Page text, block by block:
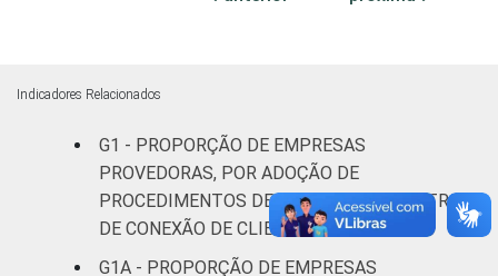
5.000
acessos
a menos
72 13
Indicadores Relacionados
G1 - PROPORÇÃO DE EMPRESAS
PROVEDORAS, POR ADOÇÃO DE
PROCEDIMENTOS DE GUARDA DE REGISTROS
DE CONEXÃO DE CLIENTES
G1A - PROPORÇÃO DE EMPRESAS